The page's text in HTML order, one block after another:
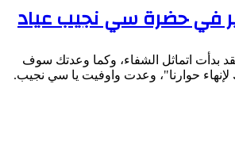
في حضرة سي نجيب عياد
بدأت اتماثل الشفاء، وكما وعدتك سوف
لإنهاء حوارنا"، وعدت واوفيت يا سي نجيب.